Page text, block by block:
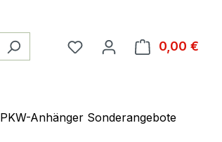
0,00 €
PKW-Anhänger Sonderangebote